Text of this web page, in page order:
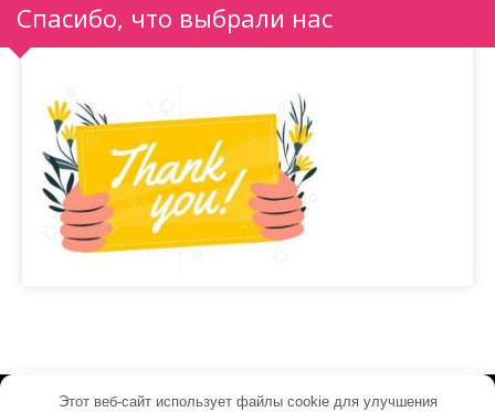
Спасибо, что выбрали нас
Этот веб-сайт использует файлы cookie для улучшения